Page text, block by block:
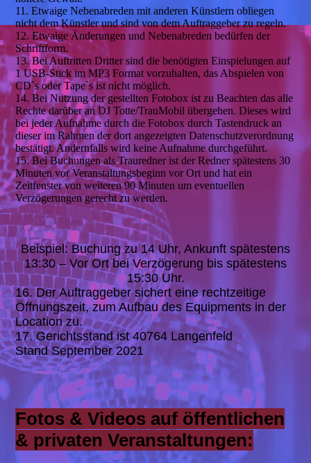
11. Etwaige Nebenabreden mit anderen Künstlern obliegen
nicht dem Künstler und sind von dem Auftraggeber zu regeln.
12. Etwaige Änderungen und Nebenabreden bedürfen der
Schriftform.
13. Bei Auftritten Dritter sind die benötigten Einspielungen auf
1 USB-Stick im MP3 Format vorzuhalten, das Abspielen von
CD`s oder Tape`s ist nicht möglich.
14. Bei Nutzung der gestellten Fotobox ist zu Beachten das alle
Rechte darüber an DJ Totte/TrauMobil übergehen. Dieses wird
bei jeder Aufnahme durch die Fotobox durch Tastendruck an
dieser im Rahmen der dort angezeigten Datenschutzverordnung
bestätigt. Andernfalls wird keine Aufnahme durchgeführt.
15. Bei Buchungen als Trauredner ist der Redner spätestens 30
Minuten vor Veranstaltungsbeginn vor Ort und hat ein
Zeitfenster von weiteren 90 Minuten um eventuellen
Verzögerungen gerecht zu werden.
Beispiel: Buchung zu 14 Uhr, Ankunft spätestens
13:30 – Vor Ort bei Verzögerung bis spätestens
15:30 Uhr.
16. Der Auftraggeber sichert eine rechtzeitige
Öffnungszeit, zum Aufbau des Equipments in der
Location zu.
17. Gerichtsstand ist 40764 Langenfeld
Stand September 2021
Fotos & Videos auf öffentlichen
& privaten Veranstaltungen: